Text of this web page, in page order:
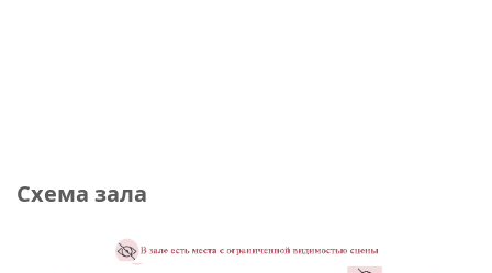
Схема зала